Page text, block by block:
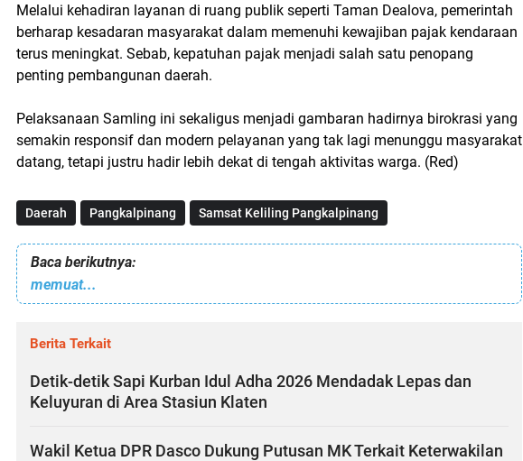
Melalui kehadiran layanan di ruang publik seperti Taman Dealova, pemerintah
berharap kesadaran masyarakat dalam memenuhi kewajiban pajak kendaraan
terus meningkat. Sebab, kepatuhan pajak menjadi salah satu penopang
penting pembangunan daerah.
Pelaksanaan Samling ini sekaligus menjadi gambaran hadirnya birokrasi yang
semakin responsif dan modern pelayanan yang tak lagi menunggu masyarakat
datang, tetapi justru hadir lebih dekat di tengah aktivitas warga. (Red)
Daerah Pangkalpinang Samsat Keliling Pangkalpinang
Baca berikutnya:
memuat...
Berita Terkait
Detik-detik Sapi Kurban Idul Adha 2026 Mendadak Lepas dan
Keluyuran di Area Stasiun Klaten
Wakil Ketua DPR Dasco Dukung Putusan MK Terkait Keterwakilan